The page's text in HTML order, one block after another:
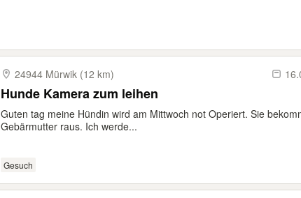
24944 Mürwik (12 km)
Hunde Kamera zum leihen
Guten tag meine Hündin wird am Mittwoch not Operiert. Sie
Gebärmutter raus. Ich werde...
Gesuch